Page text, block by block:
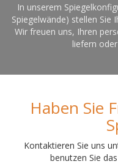
In unserem
Spiegelwände) stellen Sie
Wir freuen uns, Ihren
liefern
Haben Sie
Kontaktieren Sie uns
benutzen Sie